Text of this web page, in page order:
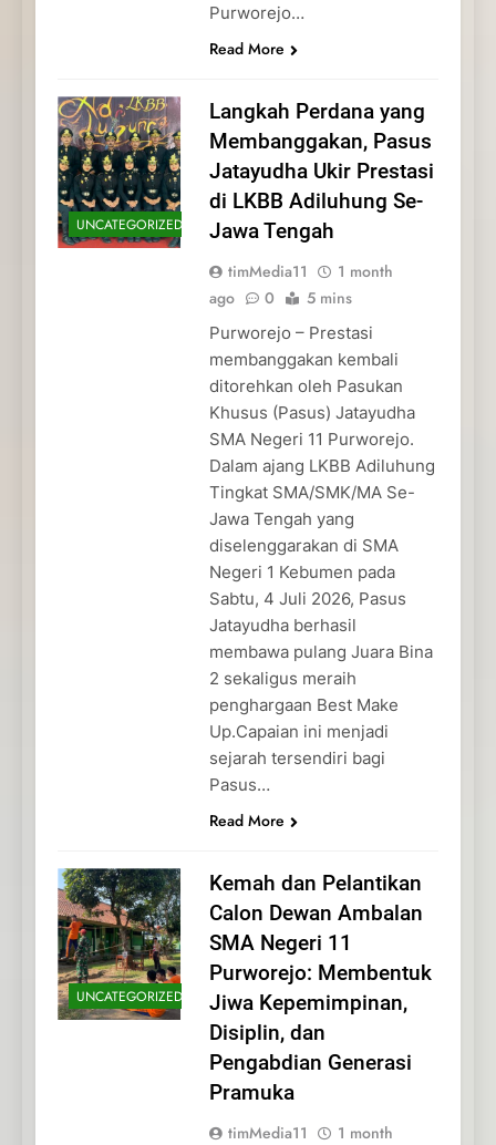
Purworejo…
Read More
UNCATEGORIZED
Langkah Perdana yang
Membanggakan, Pasus
Jatayudha Ukir Prestasi
di LKBB Adiluhung Se-
Jawa Tengah
timMedia11
1 month
ago
0 5 mins
Purworejo – Prestasi
membanggakan kembali
ditorehkan oleh Pasukan
Khusus (Pasus) Jatayudha
SMA Negeri 11 Purworejo.
Dalam ajang LKBB Adiluhung
Tingkat SMA/SMK/MA Se-
Jawa Tengah yang
diselenggarakan di SMA
Negeri 1 Kebumen pada
Sabtu, 4 Juli 2026, Pasus
Jatayudha berhasil
membawa pulang Juara Bina
2 sekaligus meraih
penghargaan Best Make
Up.Capaian ini menjadi
sejarah tersendiri bagi
Pasus…
Read More
UNCATEGORIZED
Kemah dan Pelantikan
Calon Dewan Ambalan
SMA Negeri 11
Purworejo: Membentuk
Jiwa Kepemimpinan,
Disiplin, dan
Pengabdian Generasi
Pramuka
timMedia11
1 month